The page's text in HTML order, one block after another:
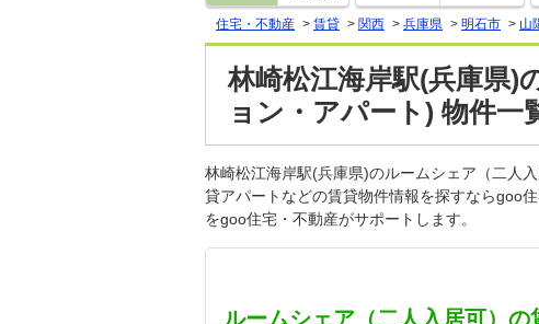
住宅・不動産 > 賃貸 > 関西 > 兵庫県 > 明石市 > 山
林崎松江海岸駅(兵庫県)
ョン・アパート) 物件一
林崎松江海岸駅(兵庫県)のルームシェア（二人
貸アパートなどの賃貸物件情報を探すならgoo
をgoo住宅・不動産がサポートします。
ルームシェア（二人入居可）の